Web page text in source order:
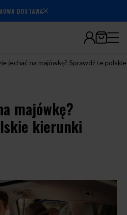
wylatanych
DOSTAWA
jechać na majówkę? Sprawdź te
majówkę?
kierunki